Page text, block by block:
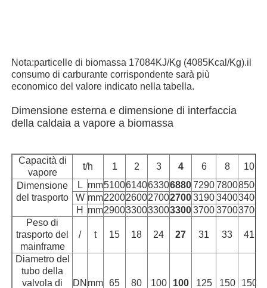
Nota:particelle di biomassa 17084KJ/Kg (4085Kcal/Kg).il
consumo di carburante corrispondente sarà più
economico del valore indicato nella tabella.
Dimensione esterna e dimensione di interfaccia
della caldaia a vapore a biomassa
Capacità di
vapore
t/h 1 2 3 4 6 8
10
Dimensione
del trasporto
L mm5100614063306880729078008500
W mm2200260027002700319034003400
H
mm2900330033003300370037003700
Peso di
trasporto del
mainframe
/ t 15 18 24 27 31 33 41
Diametro del
tubo della
valvola di
DN mm 65 80 100 100 125 150 150